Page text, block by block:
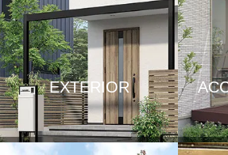
EXTERIOR